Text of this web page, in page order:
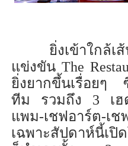
ยิ่งเข้าใกล้เ
แข่งขันThe
ยิ่งยากขึ้นเรื่อยๆ
ทีม รวมถึง 3 เฮ
แพม-เชฟอาร์ต-เช
เฉพาะสัปดาห์นี้เปิ